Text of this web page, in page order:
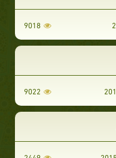
9018
9022